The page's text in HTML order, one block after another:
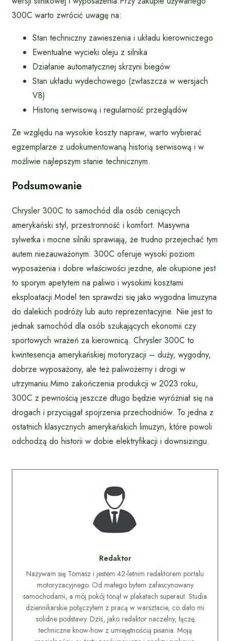
300C warto zwrócić uwagę na:
Stan techniczny zawieszenia i układu kierowniczego
Ewentualne wycieki oleju z silnika
Działanie automatycznej skrzyni biegów
Stan układu wydechowego (zwłaszcza w wersjach
V8)
Historię serwisową i regularność przeglądów
Ze względu na wysokie koszty napraw, warto wybierać
egzemplarze z udokumentowaną historią serwisową i w
możliwie najlepszym stanie technicznym.
Podsumowanie
Chrysler 300C to samochód dla osób ceniących
amerykański styl, przestronność i komfort. Masywna
sylwetka i mocne silniki sprawiają, że trudno przejechać tym
autem niezauważonym. 300C oferuje wysoki poziom
wyposażenia i dobre właściwości jezdne, ale okupione jest
to sporym apetytem na paliwo i wysokimi kosztami
eksploatacji.Model ten sprawdzi się jako wygodna limuzyna
do dalekich podróży lub auto reprezentacyjne. Nie jest to
jednak samochód dla osób szukających ekonomii czy
sportowych wrażeń za kierownicą. Chrysler 300C to
kwintesencja amerykańskiej motoryzacji – duży, wygodny,
dobrze wyposażony, ale też paliwożerny i drogi w
utrzymaniu.Mimo zakończenia produkcji w 2023 roku,
300C z pewnością jeszcze długo będzie wyróżniał się na
drogach i przyciągał spojrzenia przechodniów. To jedna z
ostatnich klasycznych amerykańskich limuzyn, które powoli
odchodzą do historii w dobie elektryfikacji i downsizingu.
Redaktor
Nazywam się Tomasz i jestem 42-letnim redaktorem portalu
motoryzacyjnego. Od małego byłem zafascynowany
samochodami, a mój pokój tonął w plakatach superaut. Studia
dziennikarskie połączyłem z pracą w warsztacie, co dało mi
solidne podstawy. Dziś, jako redaktor naczelny, łączę
techniczne know-how z umiejętnością pisania. Moją